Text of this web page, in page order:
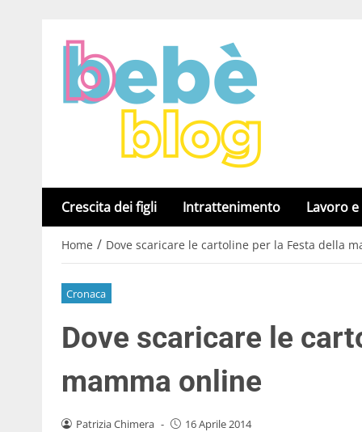
Crescita dei figli Intrattenimento Lavoro
Home / Dove scaricare le cartoline per la Festa della
Cronaca
Dove scaricare le
mamma online
Patrizia Chimera - 16 Aprile 2014